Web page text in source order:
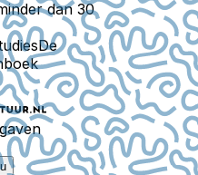
dan 30
De